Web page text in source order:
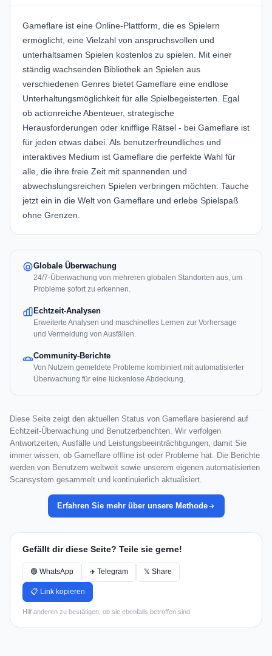
Gameflare ist eine Online-Plattform, die es Spielern
ermöglicht, eine Vielzahl von anspruchsvollen und
unterhaltsamen Spielen kostenlos zu spielen. Mit einer
ständig wachsenden Bibliothek an Spielen aus
verschiedenen Genres bietet Gameflare eine endlose
Unterhaltungsmöglichkeit für alle Spielbegeisterten. Egal
ob actionreiche Abenteuer, strategische
Herausforderungen oder knifflige Rätsel - bei Gameflare ist
für jeden etwas dabei. Als benutzerfreundliches und
interaktives Medium ist Gameflare die perfekte Wahl für
alle, die ihre freie Zeit mit spannenden und
abwechslungsreichen Spielen verbringen möchten. Tauche
jetzt ein in die Welt von Gameflare und erlebe Spielspaß
ohne Grenzen.
Globale Überwachung
24/7-Überwachung von mehreren globalen Standorten aus, um
Probleme sofort zu erkennen.
Echtzeit-Analysen
Erweiterte Analysen und maschinelles Lernen zur Vorhersage
und Vermeidung von Ausfällen.
Community-Berichte
Von Nutzern gemeldete Probleme kombiniert mit automatisierter
Überwachung für eine lückenlose Abdeckung.
Diese Seite zeigt den aktuellen Status von Gameflare basierend auf
Echtzeit-Überwachung und Benutzerberichten. Wir verfolgen
Antwortzeiten, Ausfälle und Leistungsbeeinträchtigungen, damit Sie
immer wissen, ob Gameflare offline ist oder Probleme hat. Die Berichte
werden von Benutzern weltweit sowie unserem eigenen automatisierten
Scansystem gesammelt und kontinuierlich aktualisiert.
Erfahren Sie mehr über unsere Methode
Gefällt dir diese Seite? Teile sie gerne!
🟢 WhatsApp ✈️ Telegram 𝕏 Share
📋 Link kopieren
Hilf anderen zu bestätigen, ob sie ebenfalls betroffen sind.